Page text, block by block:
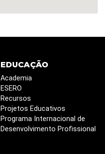
EDUCAÇÃO
Academia
ESERO
Recursos
Projetos Educativos
Programa Internacional de
Desenvolvimento Profissional